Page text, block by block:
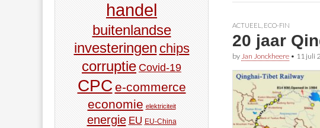
ACTUEEL ECO-FIN
20 jaar
by Jan Jonckheere • 11 juli
handel
buitenlandse
investeringen chips
corruptie Covid-19
CPC e-commerce
economie elektriciteit
energie EU EU-China